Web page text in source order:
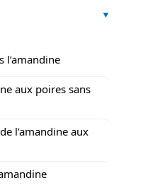
l’amandine
aux poires sans
l’amandine aux